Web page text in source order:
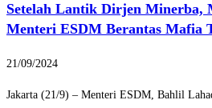
Setelah Lantik Dirjen Minerba,
Menteri ESDM Berantas Mafia
21/09/2024
Jakarta (21/9) – Menteri ESDM, Bahlil